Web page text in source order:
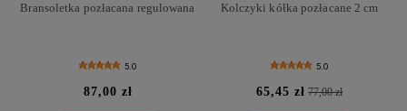
Bransoletka pozłacana regulowana
5.0
87,00 zł
Kolczyki kółka pozłacane 2 cm
5.0
65,45 zł 77,00 zł